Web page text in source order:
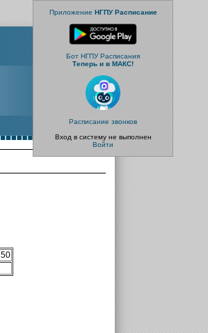
Приложение НГПУ Расписание
Бот НГПУ Расписания
Теперь и в МАКС!
Расписание звонков
Вход в систему не выполнен
Войти
50